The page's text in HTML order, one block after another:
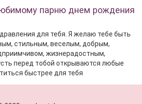
парню днем рождения
для тебя. Я желаю тебе быть
стильным, веселым, добрым,
жизнерадостным,
перед тобой открываются любые
быстрее для тебя